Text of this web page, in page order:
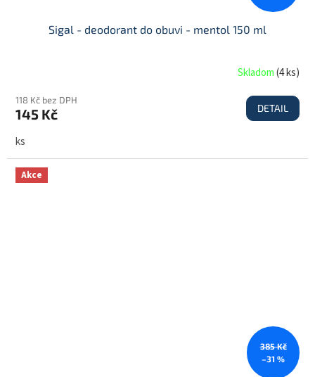
Sigal - deodorant do obuvi - mentol 150 ml
Skladom(4 ks)
118 Kč bez DPH
145 Kč DETAIL
ks
Akce
385 Kč
–31 %